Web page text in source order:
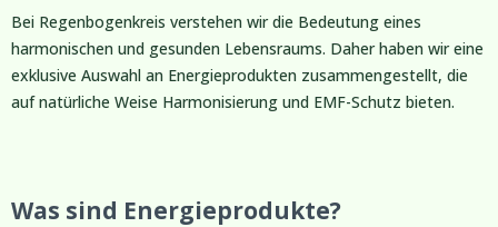
Bei Regenbogenkreis verstehen wir die Bedeutung eines
harmonischen und gesunden Lebensraums. Daher haben wir eine
exklusive Auswahl an Energieprodukten zusammengestellt, die
auf natürliche Weise Harmonisierung und EMF-Schutz bieten.
Was sind Energieprodukte?